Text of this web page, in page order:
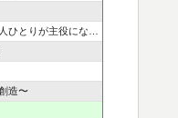
主役になる人生を叶える
造〜